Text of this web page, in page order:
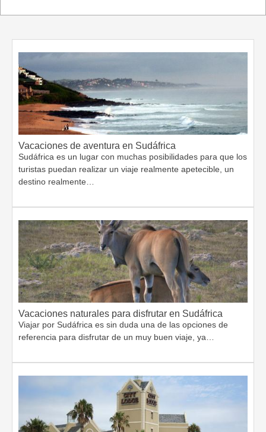
Vacaciones de aventura en Sudáfrica
Sudáfrica es un lugar con muchas posibilidades para que los
turistas puedan realizar un viaje realmente apetecible, un
destino realmente…
Vacaciones naturales para disfrutar en Sudáfrica
Viajar por Sudáfrica es sin duda una de las opciones de
referencia para disfrutar de un muy buen viaje, ya…